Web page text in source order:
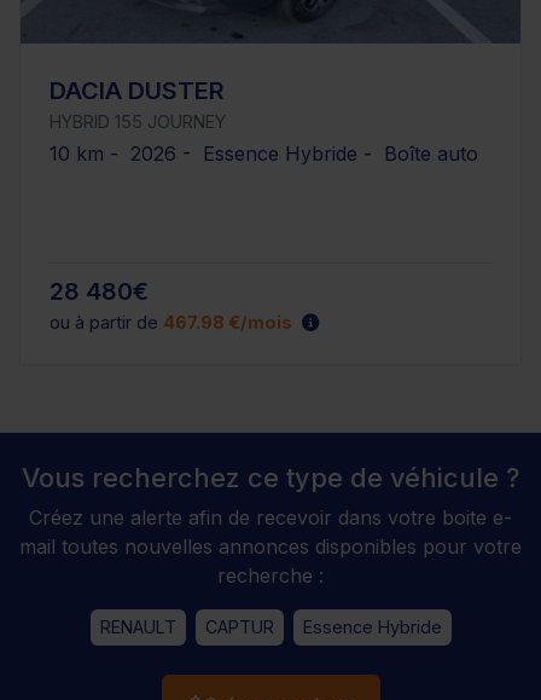
DACIA DUSTER
HYBRID 155 JOURNEY
10 km - 2026 - Essence Hybride - Boîte auto
28 480€
ou à partir de 467.98 €/mois
Vous recherchez ce type de véhicule ?
Créez une alerte afin de recevoir dans votre boite e-
mail toutes nouvelles annonces disponibles pour votre
recherche :
RENAULT CAPTUR Essence Hybride